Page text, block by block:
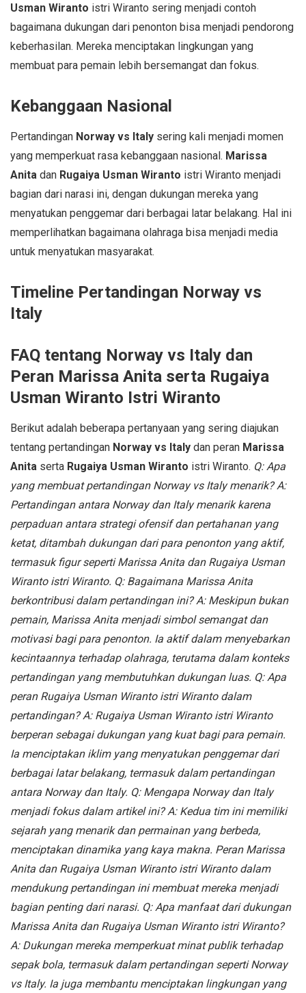
Usman Wiranto istri Wiranto sering menjadi contoh
bagaimana dukungan dari penonton bisa menjadi pendorong
keberhasilan. Mereka menciptakan lingkungan yang
membuat para pemain lebih bersemangat dan fokus.
Kebanggaan Nasional
Pertandingan Norway vs Italy sering kali menjadi momen
yang memperkuat rasa kebanggaan nasional. Marissa
Anita dan Rugaiya Usman Wiranto istri Wiranto menjadi
bagian dari narasi ini, dengan dukungan mereka yang
menyatukan penggemar dari berbagai latar belakang. Hal ini
memperlihatkan bagaimana olahraga bisa menjadi media
untuk menyatukan masyarakat.
Timeline Pertandingan Norway vs
Italy
FAQ tentang Norway vs Italy dan
Peran Marissa Anita serta Rugaiya
Usman Wiranto Istri Wiranto
Berikut adalah beberapa pertanyaan yang sering diajukan
tentang pertandingan Norway vs Italy dan peran Marissa
Anita serta Rugaiya Usman Wiranto istri Wiranto. Q: Apa
yang membuat pertandingan Norway vs Italy menarik? A:
Pertandingan antara Norway dan Italy menarik karena
perpaduan antara strategi ofensif dan pertahanan yang
ketat, ditambah dukungan dari para penonton yang aktif,
termasuk figur seperti Marissa Anita dan Rugaiya Usman
Wiranto istri Wiranto. Q: Bagaimana Marissa Anita
berkontribusi dalam pertandingan ini? A: Meskipun bukan
pemain, Marissa Anita menjadi simbol semangat dan
motivasi bagi para penonton. Ia aktif dalam menyebarkan
kecintaannya terhadap olahraga, terutama dalam konteks
pertandingan yang membutuhkan dukungan luas. Q: Apa
peran Rugaiya Usman Wiranto istri Wiranto dalam
pertandingan? A: Rugaiya Usman Wiranto istri Wiranto
berperan sebagai dukungan yang kuat bagi para pemain.
Ia menciptakan iklim yang menyatukan penggemar dari
berbagai latar belakang, termasuk dalam pertandingan
antara Norway dan Italy. Q: Mengapa Norway dan Italy
menjadi fokus dalam artikel ini? A: Kedua tim ini memiliki
sejarah yang menarik dan permainan yang berbeda,
menciptakan dinamika yang kaya makna. Peran Marissa
Anita dan Rugaiya Usman Wiranto istri Wiranto dalam
mendukung pertandingan ini membuat mereka menjadi
bagian penting dari narasi. Q: Apa manfaat dari dukungan
Marissa Anita dan Rugaiya Usman Wiranto istri Wiranto?
A: Dukungan mereka memperkuat minat publik terhadap
sepak bola, termasuk dalam pertandingan seperti Norway
vs Italy. Ia juga membantu menciptakan lingkungan yang